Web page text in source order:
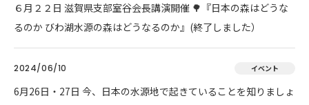
６月２２日 滋賀県支部室谷会長講演開催 🌳『日本の森はどうな
るのか びわ湖水源の森はどうなるのか』(終了しました）
2024/06/10 イベント
6月26日・27日 今、日本の水源地で起きていることを知りましょ